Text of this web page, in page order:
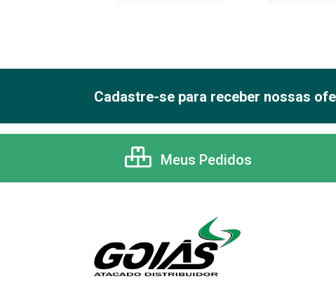
Cadastre-se para receber nossas
Meus Pedidos